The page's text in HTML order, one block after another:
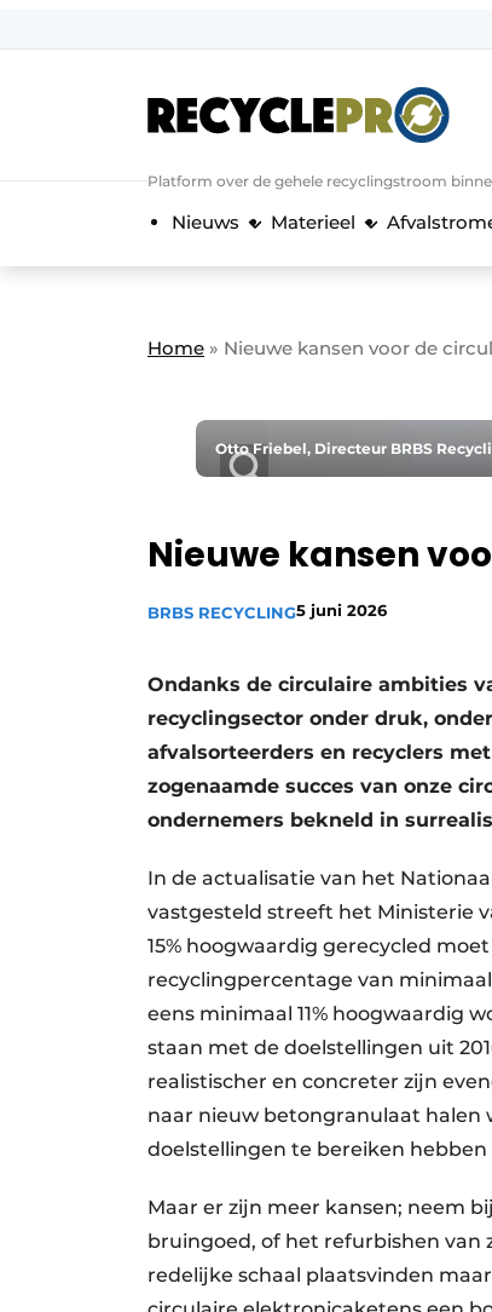
Algemene voorwaarden
Podcasts
Vacature aanmelden
Vacatures
Platform over de gehele recyclingstroom
Nieuws Materieel
Home » Nieuwe kansen voor de
Otto Friebel, Directeur BRBS
Nieuwe kansen
BRBS RECYCLING5 juni 2026
Ondanks de circulaire ambities
recyclingsector onder druk,
afvalsorteerders en recyclers
zogenaamde succes van onze
ondernemers bekneld in
In de actualisatie van het
vastgesteld streeft het Ministerie
15% hoogwaardig gerecycled
recyclingpercentage van
eens minimaal 11% hoogwaardig
staan met de doelstellingen uit
realistischer en concreter zijn
naar nieuw betongranulaat halen
doelstellingen te bereiken hebben
Maar er zijn meer kansen; neem
bruingoed, of het refurbishen van
redelijke schaal plaatsvinden